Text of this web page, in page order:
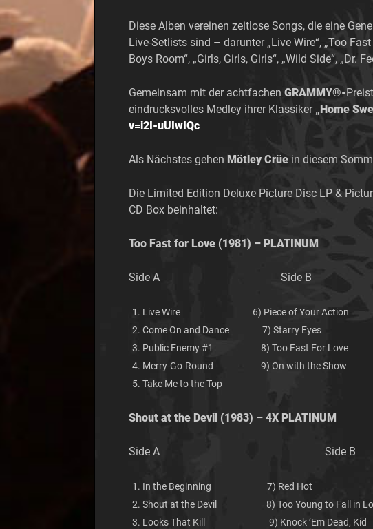
Diese Alben vereinen zeitlose Songs, die eine
Live-Setlists sind – darunter „Live Wire“, „Too
Boys Room“, „Girls, Girls, Girls“, „Wild Side“, „Dr.
Gemeinsam mit der achtfachen GRAMMY®-
eindrucksvolles Medley ihrer Klassiker „Home
v=i2I-uUIwIQc
Als Nächstes gehen Mötley Crüe in diesem
Die Limited Edition Deluxe Picture Disc LP &
CD Box beinhaltet:
Too Fast for Love (1981) – PLATINUM
Side A Side B
Live Wire 6) Piece of Your Action
Come On and Dance 7) Starry Eyes
Public Enemy #1 8) Too Fast For Love
Merry-Go-Round 9) On with the Show
Take Me to the Top
Shout at the Devil (1983) – 4X PLATINUM
Side A Side B
In the Beginning 7) Red Hot
Shout at the Devil 8) Too Young to Fall in
Looks That Kill 9) Knock ’Em Dead, Kid